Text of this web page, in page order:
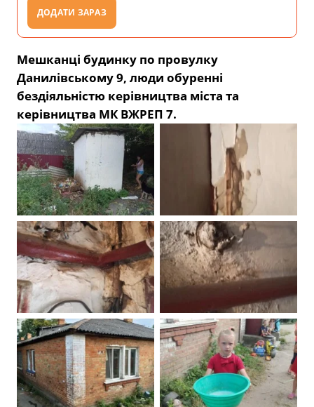
ДОДАТИ ЗАРАЗ
Мешканці будинку по провулку
Данилівському 9, люди обуренні
бездіяльністю керівництва міста та
керівництва МК ВЖРЕП 7.